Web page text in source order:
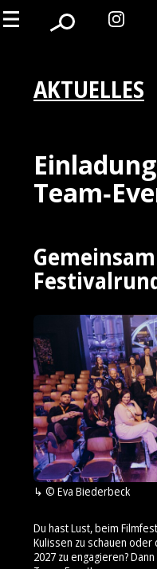
AKTUELLES
© Eva Biederbeck
Du hast Lust, beim
Kulissen zu schauen
2027 zu engagieren?